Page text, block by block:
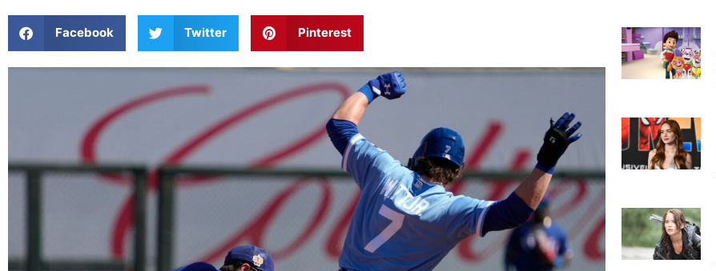
Facebook Twitter Pinterest